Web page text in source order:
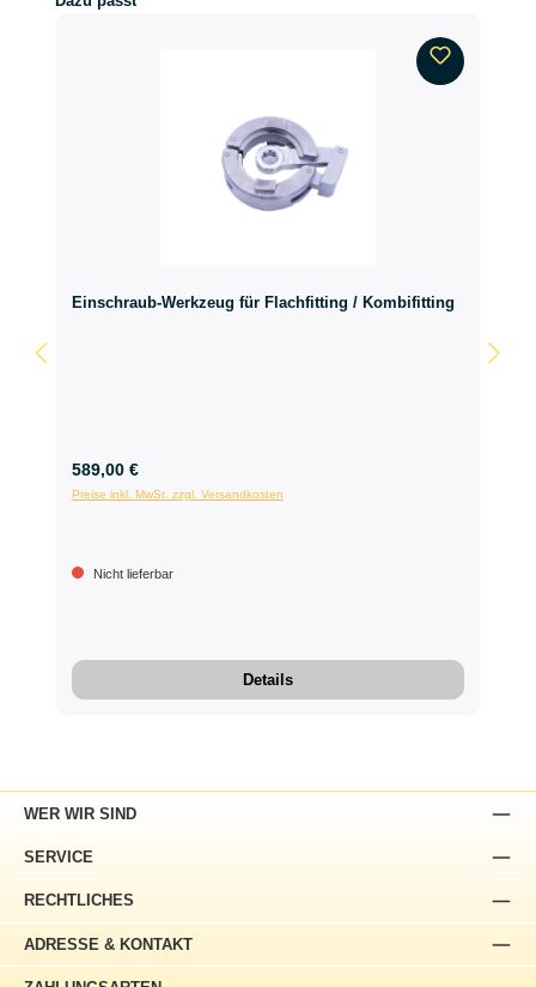
Einschraub-Werkzeug für Flachfitting / Kombifitting
589,00 €
Preise inkl. MwSt. zzgl. Versandkosten
Nicht lieferbar
Details
ADRESSE & KONTAKT
WER WIR SIND
SERVICE
RECHTLICHES